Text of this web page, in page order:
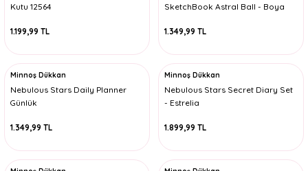
Kutu 12564
1.199,99 TL
SketchBook Astral Ball - Boya
1.349,99 TL
Minnoş Dükkan
Nebulous Stars Daily Planner
Günlük
1.349,99 TL
Minnoş Dükkan
Nebulous Stars Secret Diary Set
- Estrelia
1.899,99 TL